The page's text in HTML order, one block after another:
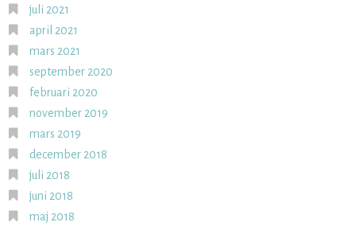
juli 2021
april 2021
mars 2021
september 2020
februari 2020
november 2019
mars 2019
december 2018
juli 2018
juni 2018
maj 2018